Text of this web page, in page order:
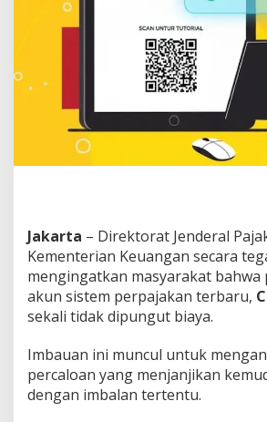
s
i
n
i
Jakarta – Direktorat Jenderal
Kementerian Keuangan secara
mengingatkan masyarakat bahwa
akun sistem perpajakan terbaru,
sekali tidak dipungut biaya.
Imbauan ini muncul untuk
percaloan yang menjanjikan
dengan imbalan tertentu.